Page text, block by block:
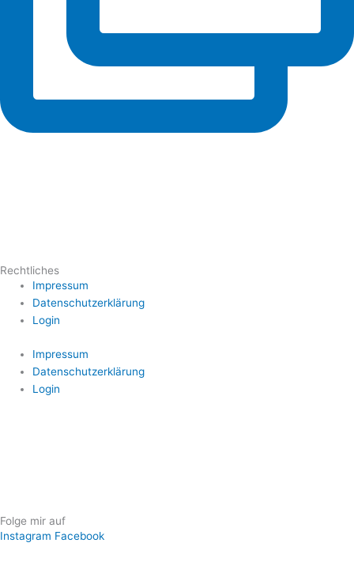
Rechtliches
Impressum
Datenschutzerklärung
Login
Impressum
Datenschutzerklärung
Login
Folge mir auf
Instagram Facebook